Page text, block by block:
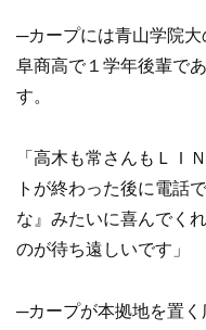
─カープには青山学院
阜商高で１学年後輩で
す。
「高木も常さんもＬＩ
トが終わった後に電話
な』みたいに喜んでく
のが待ち遠しいです」
─カープが本拠地を置く